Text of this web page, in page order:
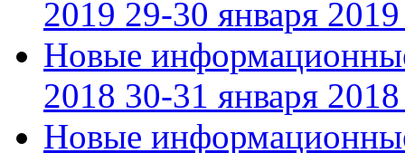
2019 29-30 января 2019
Новые
2018 30-31 января 2018
Новые